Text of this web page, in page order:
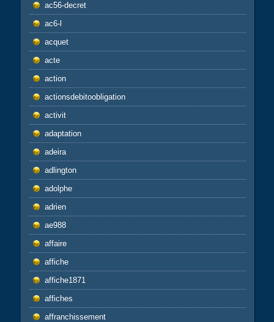
ac56-decret
ac6-l
acquet
acte
action
actionsdebitoobligation
activit
adaptation
adeira
adlington
adolphe
adrien
ae988
affaire
affiche
affiche1871
affiches
affranchissement